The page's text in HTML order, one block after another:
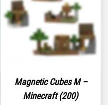
Magnetic Cubes M –
Minecraft (200)